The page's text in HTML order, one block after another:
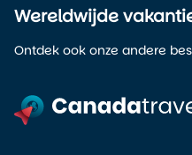
Wereldwijde
Ontdek ook onze andere